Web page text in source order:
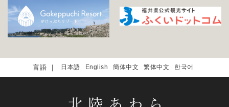
日本語 English 簡体中文 繁体中文 한국어